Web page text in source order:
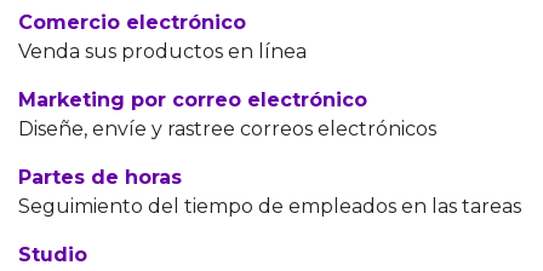
Comercio electrónico
Venda sus productos en línea
Marketing por correo electrónico
Diseñe, envíe y rastree correos electrónicos
Partes de horas
Seguimiento del tiempo de empleados en las tareas
Studio